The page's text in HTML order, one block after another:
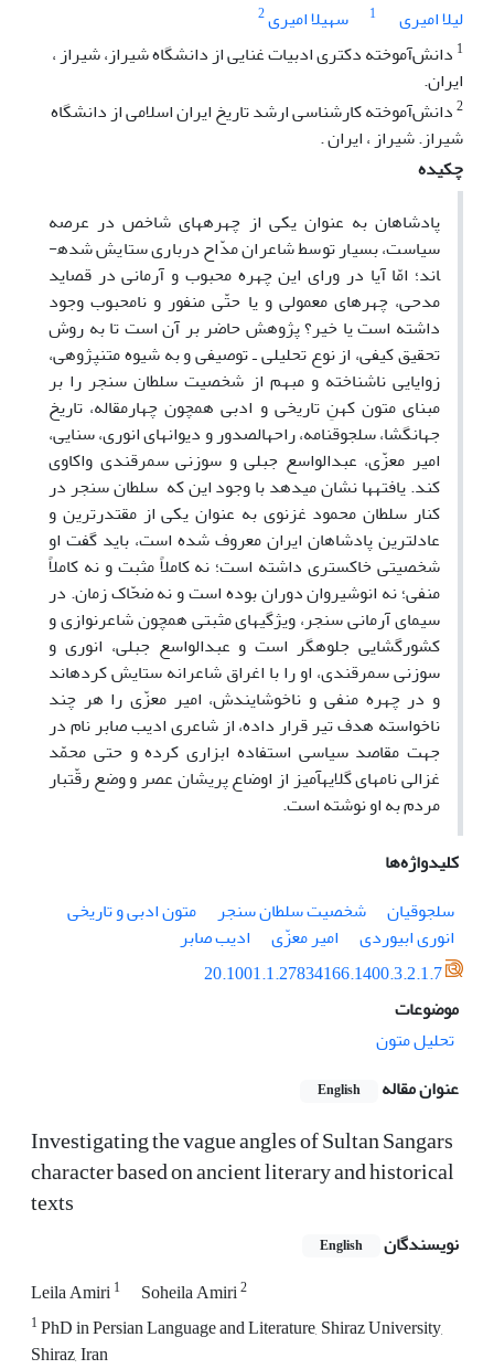
لیلا امیری
1 سهیلا امیری2
1 دانش‌آموخته دکتری ادبیات غنایی از دانشگاه شیراز، شیراز ،
ایران.
2دانش‌آموخته کارشناسی ارشد تاریخ ایران اسلامی از دانشگاه
شیراز. شیراز ، ایران .
چکیده
پادشاهان به عنوان یکی از چهره­های شاخص در عرصه
سیاست، بسیار توسط شاعران مدّاح درباری ستایش شده­
اند؛ امّا آیا در ورای این چهره محبوب و آرمانی در قصاید
مدحی، چهره­ای معمولی و یا حتّی منفور و نامحبوب وجود
داشته است یا خیر؟ پژوهش حاضر بر آن است تا به روش
تحقیق کیفی، از نوع تحلیلی ـ توصیفی و به شیوه متن­پژوهی،
زوایایی ناشناخته و مبهم از شخصیت سلطان سنجر را بر
مبنای متون کهنِ تاریخی و ادبی همچون چهارمقاله، تاریخ
جهانگشا، سلجوق­نامه، راحه­الصدور و دیوان­های انوری، سنایی،
امیر معزّی، عبدالواسع جبلی و سوزنی سمرقندی واکاوی
کند. یافته­ها نشان می­دهد با وجود این که سلطان سنجر در
کنار سلطان محمود غزنوی به عنوان یکی از مقتدرترین و
عادل­ترین پادشاهان ایران معروف شده است، باید گفت او
شخصیتی خاکستری داشته است؛ نه کاملاً مثبت و نه کاملاً
منفی؛ نه انوشیروان دوران بوده است و نه ضحّاک زمان. در
سیمای آرمانی سنجر، ویژگی­های مثبتی همچون شاعرنوازی و
کشورگشایی جلوه­گر است و عبدالواسع جبلی، انوری و
سوزنی سمرقندی، او را با اغراق شاعرانه ستایش کرده­اند
و در چهره منفی و ناخوشایندش، امیر معزّی را هر چند
ناخواسته هدف تیر قرار داده، از شاعری ادیب صابر نام در
جهت مقاصد سیاسی استفاده ابزاری کرده و حتی محمّد
غزالی نامه­ای گلایه­آمیز از اوضاع پریشان عصر و وضع رقّت­بار
مردم به او نوشته است.
کلیدواژه‌ها
سلجوقیان
شخصیت سلطان سنجر
متون ادبی و تاریخی
انوری ابیوردی
امیر معزّی
ادیب صابر
20.1001.1.27834166.1400.3.2.1.7
موضوعات
تحلیل متون
عنوان مقاله
English
Investigating the vague angles of Sultan Sangars
character based on ancient literary and historical
texts
نویسندگان English
Leila Amiri1 Soheila Amiri2
1PhD in Persian Language and Literature, Shiraz University,
Shiraz, Iran